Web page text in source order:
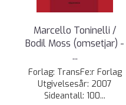
Marcello Toninelli /
Bodil Moss (omsetjar) -
...
Forlag: TransFe:r Forlag
Utgivelsesår: 2007
Sideantall: 100...